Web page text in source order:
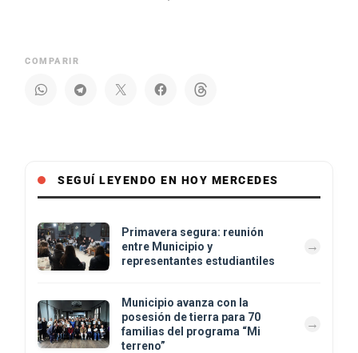
COMPARIR
SEGUÍ LEYENDO EN HOY MERCEDES
Primavera segura: reunión
entre Municipio y
representantes estudiantiles
Municipio avanza con la
posesión de tierra para 70
familias del programa “Mi
terreno”